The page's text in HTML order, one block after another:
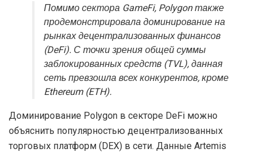
Помимо сектора GameFi, Polygon также
продемонстрировала доминирование на
рынках децентрализованных финансов
(DeFi). С точки зрения общей суммы
заблокированных средств (TVL), данная
сеть превзошла всех конкурентов, кроме
Ethereum (ETH).
Доминирование Polygon в секторе DeFi можно
объяснить популярностью децентрализованных
торговых платформ (DEX) в сети. Данные Artemis